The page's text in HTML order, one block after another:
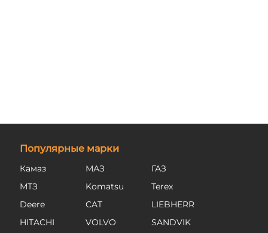
Популярные марки
Камаз МАЗ
ГАЗ
МТЗ
Komatsu
Terex
Deere
CAT
LIEBHERR
HITACHI
VOLVO SANDVIK